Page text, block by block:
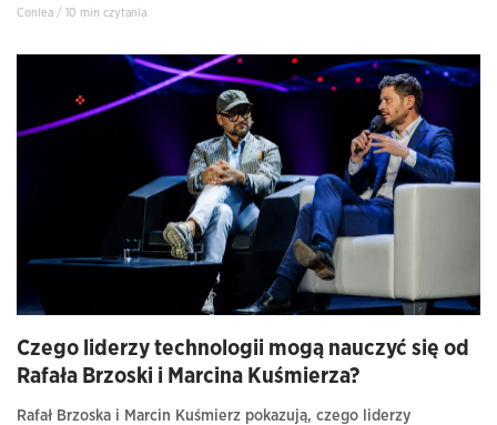
Conlea / 10 min czytania
Czego liderzy technologii mogą nauczyć się od
Rafała Brzoski i Marcina Kuśmierza?
Rafał Brzoska i Marcin Kuśmierz pokazują, czego liderzy